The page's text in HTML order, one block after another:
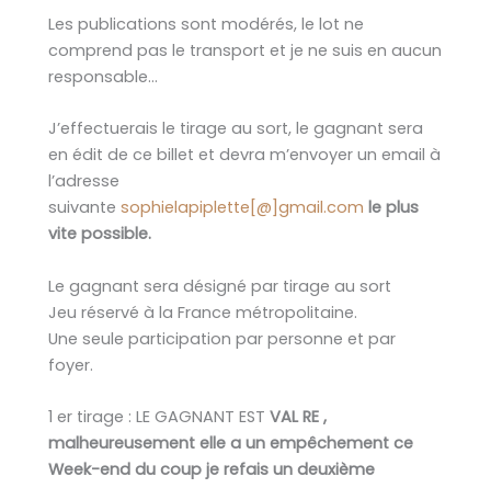
Les publications sont modérés, le lot ne
comprend pas le transport et je ne suis en aucun
responsable…
J’effectuerais le tirage au sort, le gagnant sera
en édit de ce billet et devra m’envoyer un email à
l’adresse
suivante sophielapiplette[@]gmail.com le plus
vite possible.
Le gagnant sera désigné par tirage au sort
Jeu réservé à la France métropolitaine.
Une seule participation par personne et par
foyer.
1 er tirage : LE GAGNANT EST VAL RE ,
malheureusement elle a un empêchement ce
Week-end du coup je refais un deuxième